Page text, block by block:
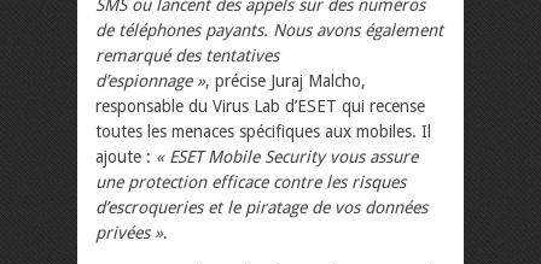
SMS ou lancent des appels sur des numéros
de téléphones payants. Nous avons également
remarqué des tentatives
d’espionnage », précise Juraj Malcho,
responsable du Virus Lab d’ESET qui recense
toutes les menaces spécifiques aux mobiles. Il
ajoute : « ESET Mobile Security vous assure
une protection efficace contre les risques
d’escroqueries et le piratage de vos données
privées ».